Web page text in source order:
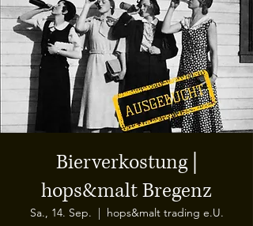
Bierverkostung |
hops&malt Bregenz
Sa., 14. Sep.
  |
hops&malt trading e.U.